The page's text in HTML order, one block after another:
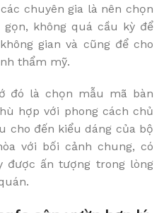
chuyên gia là nên chọn
không quá cầu kỳ để
gian và cũng để cho
thẩm mỹ.
đó là chọn mẫu mã bàn
hợp với phong cách chủ
cho đến kiểu dáng của bộ
với bối cảnh chung, có
được ấn tượng trong lòng